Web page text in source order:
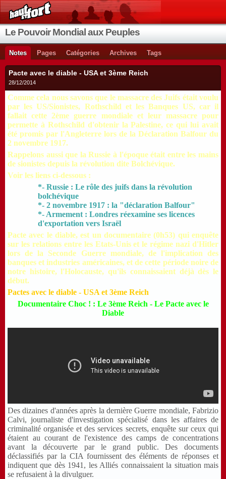
Le Pouvoir Mondial aux Peuples
Notes Pages Catégories Archives Tags
Pacte avec le diable - USA et 3ème Reich
28/12/2014
Comme cela nous savons que le massacre des Juifs était voulu
par les US/Sionistes, Rothschild et les Banques US, car il
fallait cette 2ème guerre mondiale et leur massacre pour
permette à Rothschild d'obtenir la Palestine, ce qui lui avait
été promis par l'Angleterre lors de la Déclaration Balfour du
2 novembre 1917.
Rappelons aussi que la Russie à l'époque était entre les mains
de sionistes depuis la révolution dite Bolchévique.
Voir les liens ci-dessous :
*- Russie : Le rôle des juifs dans la révolution
bolchévique
*- 2 novembre 1917 : la "déclaration Balfour"
*- Armement : Londres réexamine ses licences
d'exportation vers Israël
Pacte avec le diable, est un documentaire (0h53) qui enquête
sur les relations entre les Etats-Unis et le régime nazi d'Hitler
lors de la Seconde Guerre mondiale, de l'implication des
banques et industries américaines, et de cette période noire de
notre histoire, l'Holocauste, qu'ils connaissaient déjà dès le
début.
Pactes avec le diable - USA et 3ème Reich
Documentaire Choc ! : Le 3ème Reich - Le Pacte avec le
Diable
Des dizaines d'années après la dernière Guerre mondiale, Fabrizio
Calvi, journaliste d'investigation spécialisé dans les affaires de
criminalité organisée et des services secrets, enquête sur ceux qui
étaient au courant de l'existence des camps de concentrations
avant la découverte par le grand public. Des documents
déclassifiés par la CIA fournissent des éléments de réponses et
indiquent que dès 1941, les Alliés connaissaient la situation mais
se refusaient à la divulguer.